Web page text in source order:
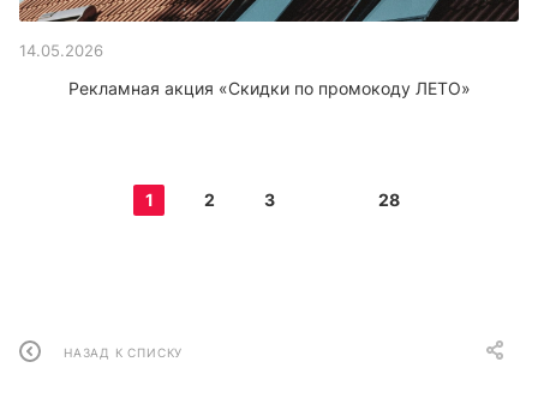
14.05.2026
Рекламная акция «Скидки по промокоду ЛЕТО»
1 2 3 28
НАЗАД К СПИСКУ